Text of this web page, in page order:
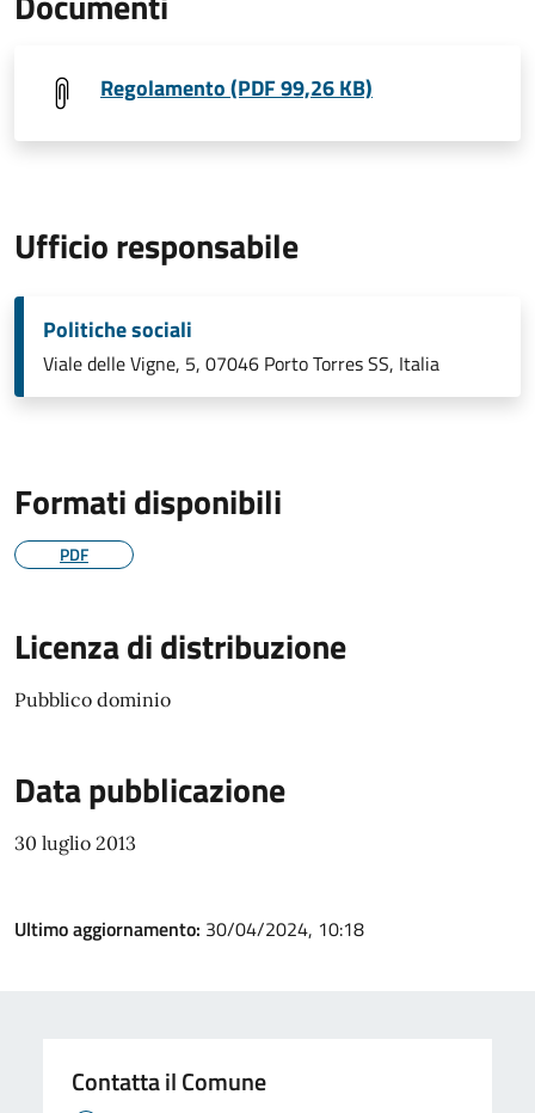
Regolamento (PDF 99,26 KB)
Ufficio responsabile
Politiche sociali
Viale delle Vigne, 5, 07046 Porto Torres SS, Italia
Formati disponibili
PDF
Licenza di distribuzione
Pubblico dominio
Data pubblicazione
30 luglio 2013
Ultimo aggiornamento: 30/04/2024, 10:18
Contatta il Comune